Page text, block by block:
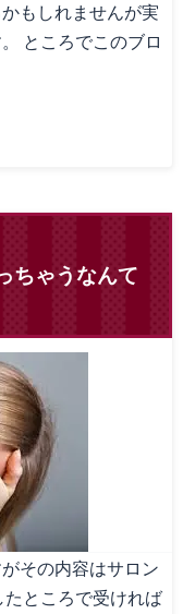
もしれませんが実
ところでこのブロ
ちゃうなんて
その内容はサロン
ところで受ければ